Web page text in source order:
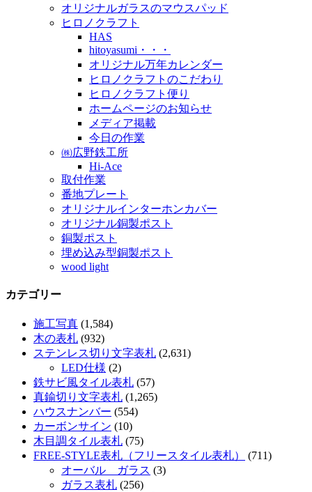
オリジナルガラスのマウスパッド
ヒロノクラフト
HAS
hitoyasumi・・・
オリジナル万年カレンダー
ヒロノクラフトのこだわり
ヒロノクラフト便り
ホームページのお知らせ
メディア掲載
今日の作業
㈱広野鉄工所
Hi-Ace
取付作業
番地プレート
オリジナルインターホンカバー
オリジナル銅製ポスト
銅製ポスト
埋め込み型銅製ポスト
wood light
カテゴリー
施工写真 (1,584)
木の表札 (932)
ステンレス切り文字表札 (2,631)
LED仕様 (2)
鉄サビ風タイル表札 (57)
真鍮切り文字表札 (1,265)
ハウスナンバー (554)
カーボンサイン (10)
木目調タイル表札 (75)
FREE-STYLE表札（フリースタイル表札）
(711)
オーバル ガラス (3)
ガラス表札 (256)